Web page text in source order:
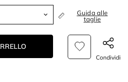
Guida alle
taglie
Condividi